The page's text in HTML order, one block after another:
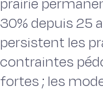
30% depuis 25
persistent les
contraintes
fortes ; les